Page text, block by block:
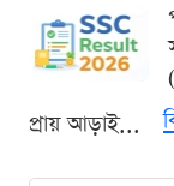
প্রায় আড়াই...